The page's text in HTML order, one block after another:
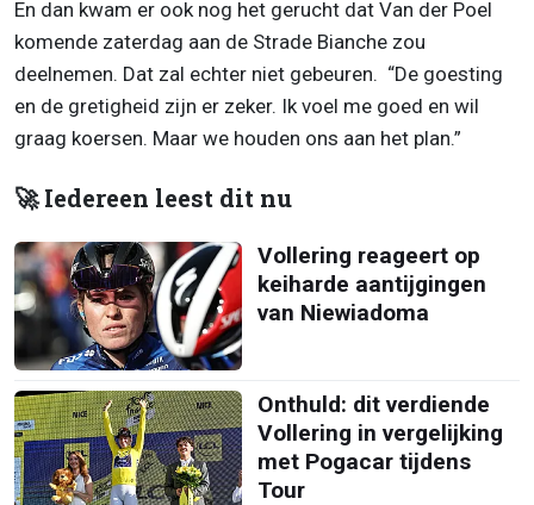
En dan kwam er ook nog het gerucht dat Van der Poel
komende zaterdag aan de Strade Bianche zou
deelnemen. Dat zal echter niet gebeuren. “De goesting
en de gretigheid zijn er zeker. Ik voel me goed en wil
graag koersen. Maar we houden ons aan het plan.”
🚀 Iedereen leest dit nu
Vollering reageert op
keiharde aantijgingen
van Niewiadoma
Onthuld: dit verdiende
Vollering in vergelijking
met Pogacar tijdens
Tour